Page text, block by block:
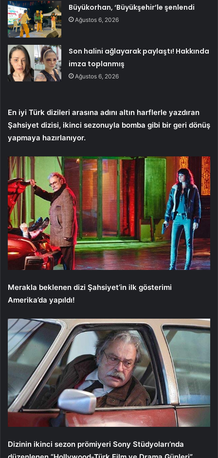
Büyükorhan, ‘Büyükşehir’le şenlendi
Ağustos 6, 2026
Son halini ağlayarak paylaştı! Hakkında
imza toplanmış
Ağustos 6, 2026
En iyi Türk dizileri arasına adını altın harflerle yazdıran
Şahsiyet dizisi, ikinci sezonuyla bomba gibi bir geri dönüş
yapmaya hazırlanıyor.
Merakla beklenen dizi Şahsiyet’in ilk gösterimi
Amerika’da yapıldı!
Dizinin ikinci sezon prömiyeri Sony Stüdyoları’nda